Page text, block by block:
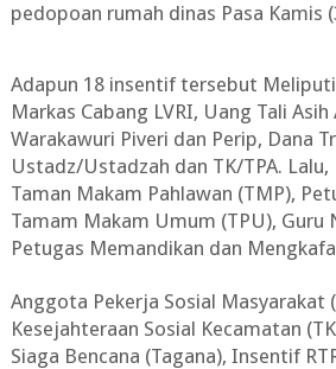
pedopoan rumah dinas Pasa Kamis
Adapun 18 insentif tersebut
Markas Cabang LVRI, Uang Tali
Warakawuri Piveri dan Perip, Dana
Ustadz/Ustadzah dan TK/TPA. Lalu,
Taman Makam Pahlawan (TMP),
Tamam Makam Umum (TPU), Guru
Petugas Memandikan dan
Anggota Pekerja Sosial Masyarakat
Kesejahteraan Sosial Kecamatan
Siaga Bencana (Tagana), Insentif